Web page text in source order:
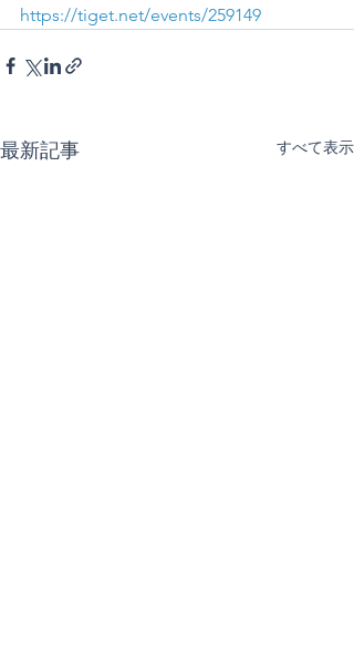
https://tiget.net/events/259149
最新記事 すべて表示